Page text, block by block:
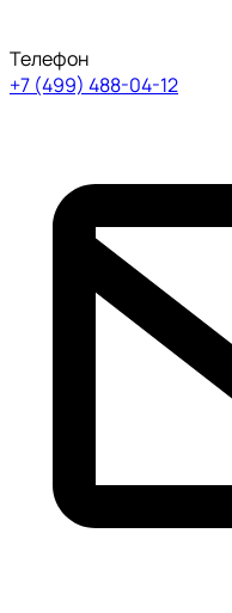
Телефон
+7 (499) 488-04-12